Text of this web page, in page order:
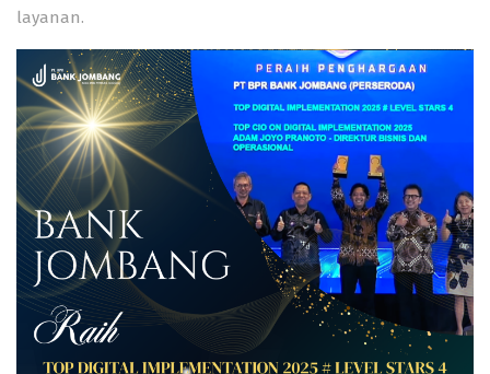
layanan.